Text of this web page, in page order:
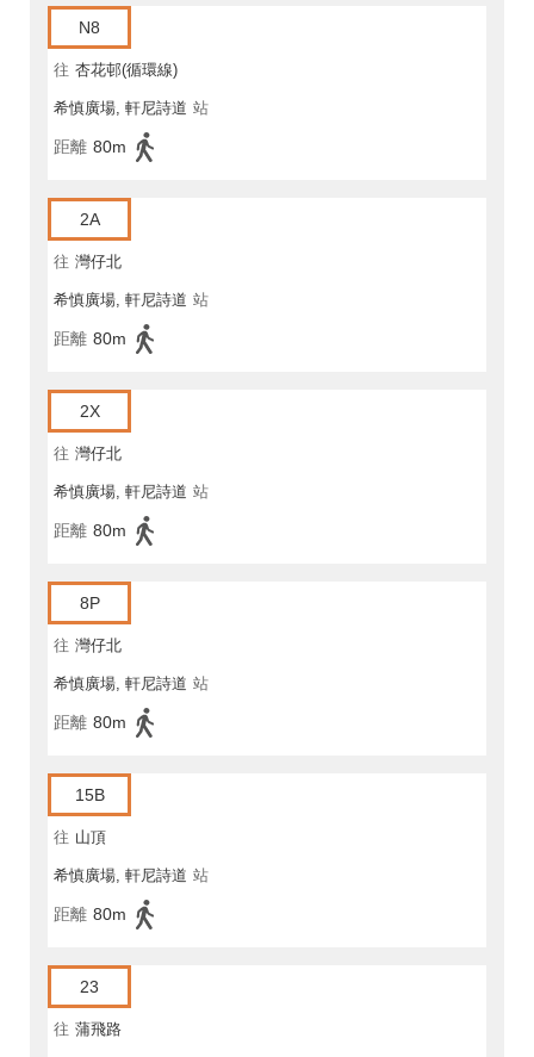
N8
往 杏花邨(循環線)
希慎廣場, 軒尼詩道 站
距離 80m
2A
往 灣仔北
希慎廣場, 軒尼詩道 站
距離 80m
2X
往 灣仔北
希慎廣場, 軒尼詩道 站
距離 80m
8P
往 灣仔北
希慎廣場, 軒尼詩道 站
距離 80m
15B
往 山頂
希慎廣場, 軒尼詩道 站
距離 80m
23
往 蒲飛路